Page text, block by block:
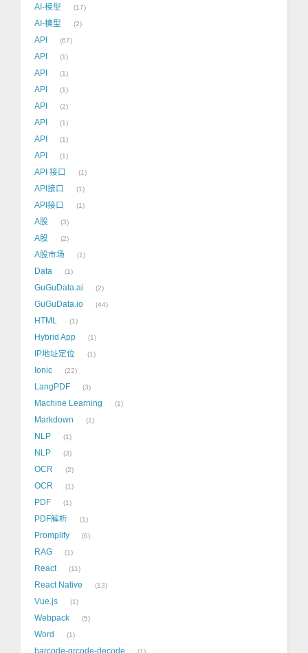
AI-模型 17
AI-模型 2
API 67
API 1
API 1
API 1
API 2
API 1
API 1
API 1
API 接口 1
API接口 1
API接口 1
A股 3
A股 2
A股市场 1
Data 1
GuGuData.ai 2
GuGuData.io 44
HTML 1
Hybrid App 1
IP地址定位 1
Ionic 22
LangPDF 3
Machine Learning 1
Markdown 1
NLP 1
NLP 3
OCR 2
OCR 1
PDF 1
PDF解析 1
Promplify 6
RAG 1
React 11
React Native 13
Vue.js 1
Webpack 5
Word 1
barcode-qrcode-decode 1